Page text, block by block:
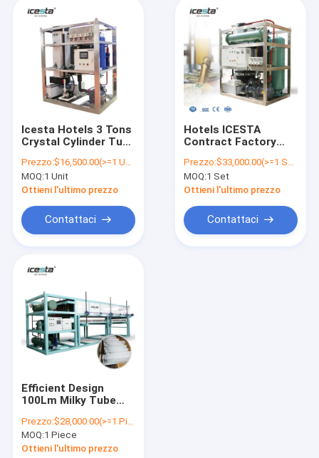
prodotti
Chi siamo
Contattaci
Chiller per acqua portatile
Chiller ad acqua a ricircolo
Refrigeratore di acqua del laser
Macchina per la fabbricazione di ghiaccio a fiocco
Macchina per il ghiaccio in scaglie di acqua di mare
Apparecchiature di raffreddamento a vuoto
L'apertura di ingresso d'aria
Unità di condensazione di refrigerazione
Macchine per la fabbricazione di ghiaccio per tubi
Icesta Hotels 3 Tons
Crystal Cylinder Tube
Drinks
Prezzo:$16,500.00(>=1 Units)
MOQ:1 Unit
Ottieni l'ultimo prezzo
Contattaci
Hotels ICESTA
Contract Factory
Price 1.5t 4t 12t
Tube Ice Machine
Prezzo:$33,000.00(>=1 Sets)
MOQ:1 Set
Ottieni l'ultimo prezzo
Contattaci
Efficient Design
100Lm Milky Tube
Icesta Block Maker
Industrial Direct
Cooling Machine
Prezzo:$28,000.00(>=1 Pieces)
MOQ:1 Piece
Ottieni l'ultimo prezzo